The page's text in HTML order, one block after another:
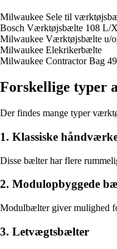
Milwaukee Sele til
Bosch Værktøjsbælte 108 L/
Milwaukee Værktøjsbælte u/
Milwaukee Elekrikerbælte
Milwaukee Contractor Bag
Forskellige typer
Der findes mange typer
1. Klassiske
Disse bælter har flere
2. Modulopbyggede
Modulbælter giver mulighed
3. Letvægtsbælter